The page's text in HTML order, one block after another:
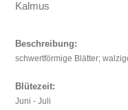
Kalmus
Beschreibung:
schwertförmige Blätter;
Blütezeit:
Juni - Juli